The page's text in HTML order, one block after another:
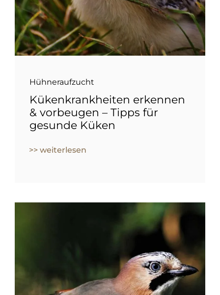
Hühneraufzucht
Kükenkrankheiten erkennen
& vorbeugen – Tipps für
gesunde Küken
>> weiterlesen